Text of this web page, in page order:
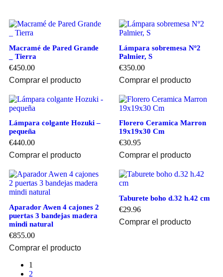
Macramé de Pared Grande
_ Tierra
€450.00
Comprar el producto
Lámpara sobremesa Nº2
Palmier, S
€350.00
Comprar el producto
Lámpara colgante Hozuki –
pequeña
€440.00
Comprar el producto
Florero Ceramica Marron
19x19x30 Cm
€30.95
Comprar el producto
Aparador Awen 4 cajones 2
puertas 3 bandejas madera
mindi natural
€855.00
Comprar el producto
Taburete boho d.32 h.42 cm
€29.96
Comprar el producto
1
2